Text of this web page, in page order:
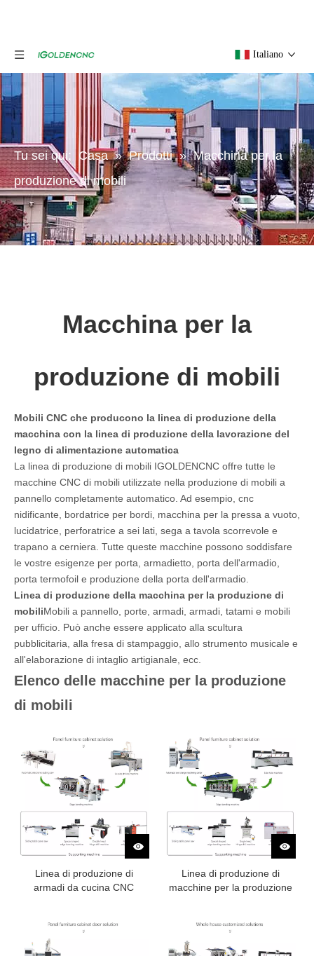
Italiano
Tu sei qui: Casa » Prodotti » Macchina per la
produzione di mobili
Macchina per la
produzione di mobili
Mobili CNC che producono la linea di produzione della
macchina con la linea di produzione della lavorazione del
legno di alimentazione automatica
La linea di produzione di mobili IGOLDENCNC offre tutte le
macchine CNC di mobili utilizzate nella produzione di mobili a
pannello completamente automatico. Ad esempio, cnc
nidificante, bordatrice per bordi, macchina per la pressa a vuoto,
lucidatrice, perforatrice a sei lati, sega a tavola scorrevole e
trapano a cerniera. Tutte queste macchine possono soddisfare
le vostre esigenze per porta, armadietto, porta dell'armadio,
porta termofoil e produzione della porta dell'armadio.
Linea di produzione della macchina per la produzione di
mobiliMobili a pannello, porte, armadi, armadi, tatami e mobili
per ufficio. Può anche essere applicato alla scultura
pubblicitaria, alla fresa di stampaggio, allo strumento musicale e
all'elaborazione di intaglio artigianale, ecc.
Elenco delle macchine per la produzione
di mobili
Linea di produzione di
armadi da cucina CNC
Linea di produzione di
macchine per la produzione